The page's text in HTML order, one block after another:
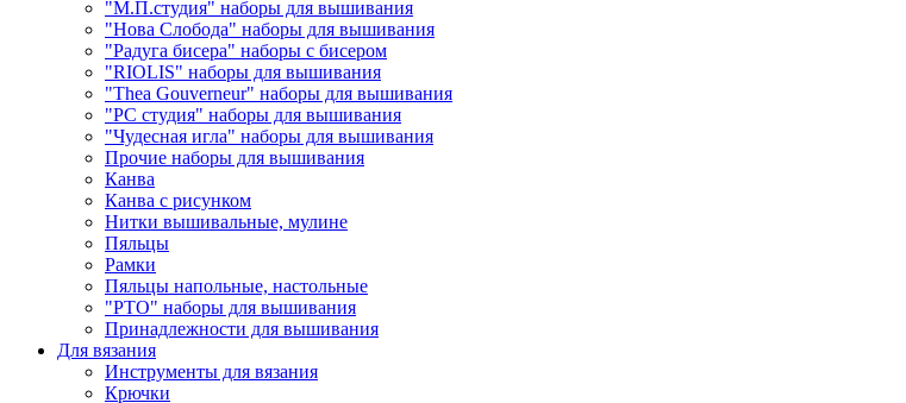
"М.П.студия" наборы для вышивания
"Нова Слобода" наборы для вышивания
"Радуга бисера" наборы с бисером
"RIOLIS" наборы для вышивания
"Thea Gouverneur" наборы для вышивания
"РС студия" наборы для вышивания
"Чудесная игла" наборы для вышивания
Прочие наборы для вышивания
Канва
Канва с рисунком
Нитки вышивальные, мулине
Пяльцы
Рамки
Пяльцы напольные, настольные
"РТО" наборы для вышивания
Принадлежности для вышивания
Для вязания
Инструменты для вязания
Крючки